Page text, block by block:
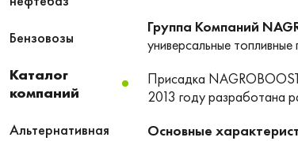
Бензовозы
Каталог
компаний
Альтернативная
Группа Компаний
универсальные
Присадка
2013 году разработана
Основные